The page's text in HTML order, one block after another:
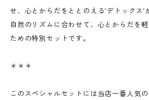
せ、心とからだをととのえる’デトックス’
自然のリズムに合わせて、心とからだを
ための特別セットです。
＊＊＊
このスペシャルセットには当店一番人気